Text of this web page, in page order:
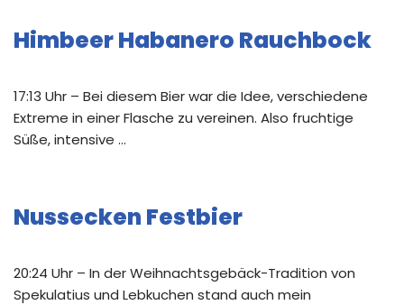
Himbeer Habanero Rauchbock
17:13 Uhr – Bei diesem Bier war die Idee, verschiedene
Extreme in einer Flasche zu vereinen. Also fruchtige
Süße, intensive …
Nussecken Festbier
20:24 Uhr – In der Weihnachtsgebäck-Tradition von
Spekulatius und Lebkuchen stand auch mein